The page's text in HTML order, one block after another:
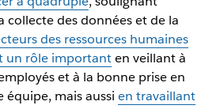
collecte des données et de la
des ressources humaines
un rôle importanten veillant à
et à la bonne prise en
équipe, mais aussi en travaillant